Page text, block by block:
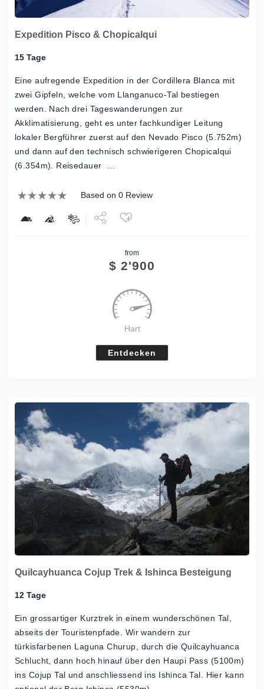
Expedition Pisco & Chopicalqui
15 Tage
Eine aufregende Expedition in der Cordillera Blanca mit
zwei Gipfeln, welche vom Llanganuco-Tal bestiegen
werden. Nach drei Tageswanderungen zur
Akklimatisierung, geht es unter fachkundiger Leitung
lokaler Bergführer zuerst auf den Nevado Pisco (5.752m)
und dann auf den technisch schwierigeren Chopicalqui
(6.354m). Reisedauer …
Based on 0 Review
Tweet
from
$ 2'900
Hart
Entdecken
Quilcayhuanca Cojup Trek & Ishinca Besteigung
12 Tage
Ein grossartiger Kurztrek in einem wunderschönen Tal,
abseits der Touristenpfade. Wir wandern zur
türkisfarbenen Laguna Churup, durch die Quilcayhuanca
Schlucht, dann hoch hinauf über den Haupi Pass (5100m)
ins Cojup Tal und anschliessend ins Ishinca Tal. Hier kann